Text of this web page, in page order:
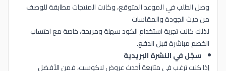
وصل الطلب في الموعد المتوقع، وكانت المنتجات مطابقة للوصف
من حيث الجودة والمقاسات
لذلك كانت تجربة استخدام الكود سهلة ومريحة، خاصة مع احتساب
الخصم مباشرة قبل الدفع.
سجّل في النشرة البريدية
إذا كنت ترغب في متابعة أحدث عروض لاكوست، فمن الأفضل